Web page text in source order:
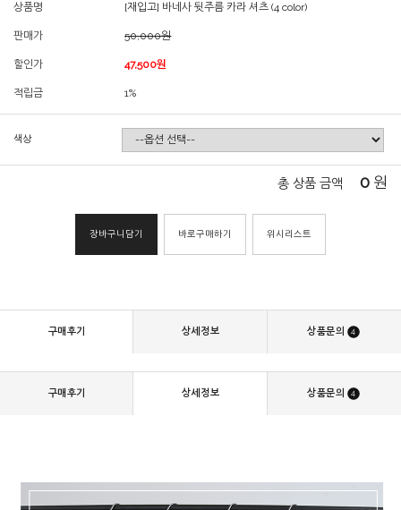
상품명 [재입고] 바네사 뒷주름 카라 셔츠 (4 color)
판매가 50,000원
할인가 47,500원
적립금 1%
색상
총 상품 금액 0 원
장바구니담기 바로구매하기 위시리스트
구매후기 상세정보 상품문의 4
구매후기 상세정보 상품문의 4